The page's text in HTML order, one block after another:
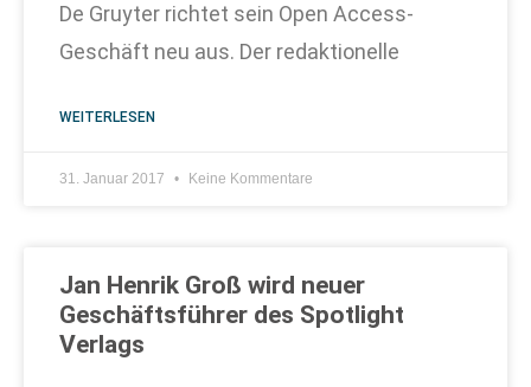
De Gruyter richtet sein Open Access-
Geschäft neu aus. Der redaktionelle
WEITERLESEN
31. Januar 2017 Keine Kommentare
Jan Henrik Groß wird neuer
Geschäftsführer des Spotlight
Verlags